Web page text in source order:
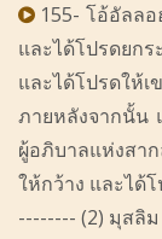
155- โอ้อัลล
และได้โปรดยก
และได้โปรดให้
ภายหลังจากนั้น
ผู้อภิบาลแห่งสา
ให้กว้าง และได้
-------- (2) มุสลิ